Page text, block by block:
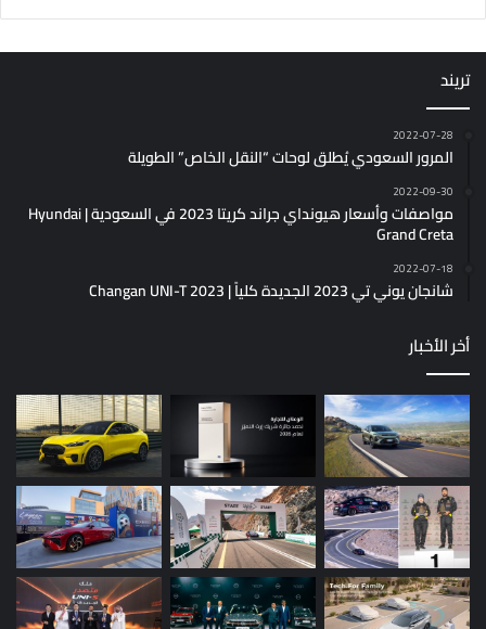
تريند
2022-07-28
المرور السعودي يُطلق لوحات “النقل الخاص” الطويلة
2022-09-30
مواصفات وأسعار هيونداي جراند كريتا 2023 في السعودية | Hyundai
Grand Creta
2022-07-18
شانجان يوني تي 2023 الجديدة كلياً | Changan UNI-T 2023
أخر الأخبار